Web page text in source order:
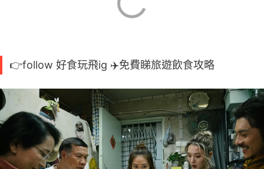
👉follow 好食玩飛ig ✈️免費睇旅遊飲食攻略